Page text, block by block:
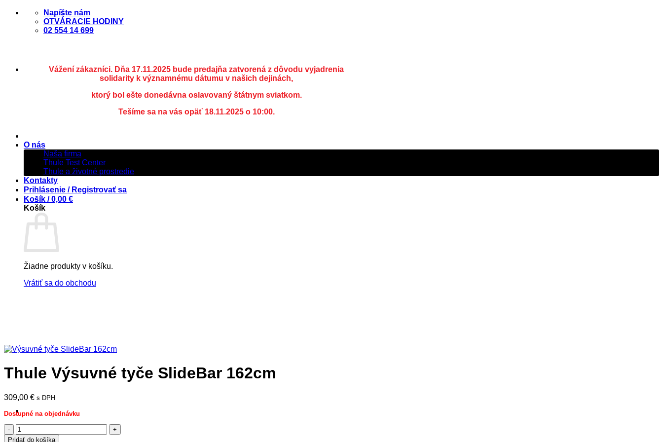
Skip
Napíšte nám
OTVÁRACIE HODINY
02 554 14 699
Vážení zákazníci. Dňa 17.11.2025 bude predajňa zatvorená z dôvodu vyjadrenia
solidarity k významnému dátumu v našich dejinách,
ktorý bol ešte donedávna oslavovaný štátnym sviatkom.
Tešíme sa na vás opäť 18.11.2025 o 10:00.
O nás
Naša firma
Thule Test Center
Thule a životné prostredie
Kontakty
Prihlásenie / Registrovať sa
Košík /0,00 €
Košík
Žiadne produkty v košíku.
Vrátiť sa do obchodu
Výpredaj -%
Thule Výsuvné tyče SlideBar 162cm
309,00 € s DPH
Dostupné na objednávku
množstvo
Thule
Pridať do košíka